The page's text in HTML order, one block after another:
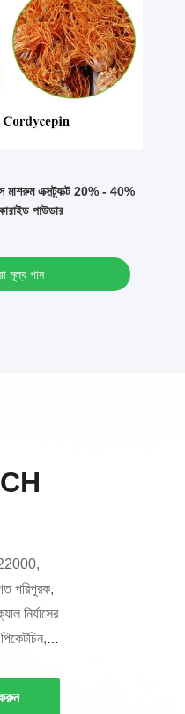
মাশরুম এক্সট্র্যাক্ট 20% - 40%
পাউডার
মূল্য পান
পরিপূরক,
নির্যাসের
নির্যাস,